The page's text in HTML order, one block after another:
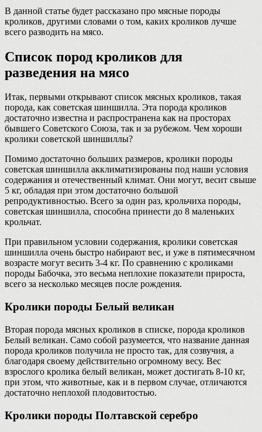
В данной статье будет рассказано про мясные породы
кроликов, другими словами о том, каких кроликов лучше
всего разводить на мясо.
Список пород кроликов для
разведения на мясо
Итак, первыми открывают список мясных кроликов, такая
порода, как советская шиншилла. Эта порода кроликов
достаточно известна и распространена как на просторах
бывшего Советского Союза, так и за рубежом. Чем хороши
кролики советской шиншиллы?
Помимо достаточно больших размеров, кролики породы
советская шиншилла акклиматизированы под наши условия
содержания и отечественный климат. Они могут, весит свыше
5 кг, обладая при этом достаточно большой
репродуктивностью. Всего за один раз, крольчиха породы,
советская шиншилла, способна принести до 8 маленьких
крольчат.
При правильном условии содержания, кролики советская
шиншилла очень быстро набирают вес, и уже в пятимесячном
возрасте могут весить 3-4 кг. По сравнению с кроликами
породы Бабочка, это весьма неплохие показатели прироста,
всего за несколько месяцев после рождения.
Кролики породы Белый великан
Вторая порода мясных кроликов в списке, порода кроликов
Белый великан. Само собой разумеется, что название данная
порода кроликов получила не просто так, для созвучия, а
благодаря своему действительно огромному весу. Вес
взрослого кролика белый великан, может достигать 8-10 кг,
при этом, что животные, как и в первом случае, отличаются
достаточно неплохой плодовитостью.
Кролики породы Полтавской серебро